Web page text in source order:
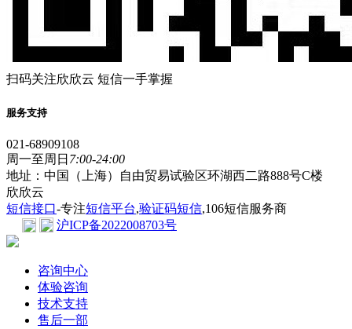
扫码关注欣欣云 短信一手掌握
服务支持
021-68909108
周一至周日 7:00-24:00
地址：中国（上海）自由贸易试验区环湖西二路888号C楼
欣欣云
短信接口-专注短信平台,验证码短信,106短信服务商
沪ICP备2022008703号
咨询中心
体验咨询
技术支持
售后一部